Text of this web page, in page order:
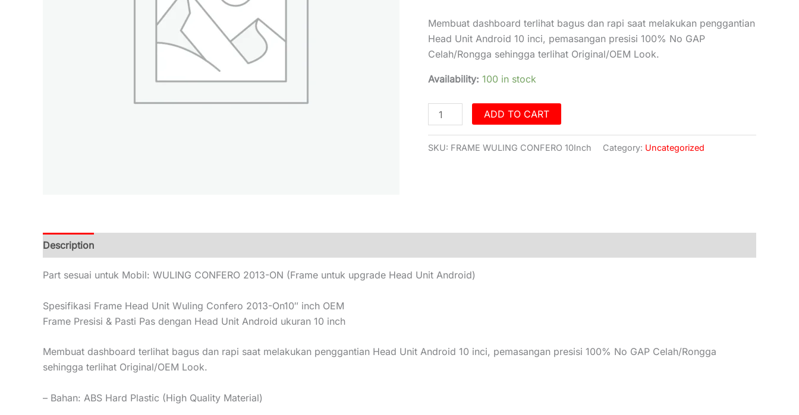
Membuat dashboard terlihat bagus dan rapi saat melakukan penggantian
Head Unit Android 10 inci, pemasangan presisi 100% No GAP
Celah/Rongga sehingga terlihat Original/OEM Look.
Availability: 100 in stock
ADD TO CART
SKU: FRAME WULING CONFERO 10Inch Category: Uncategorized
Description
Part sesuai untuk Mobil: WULING CONFERO 2013-ON (Frame untuk upgrade Head Unit Android)
Spesifikasi Frame Head Unit Wuling Confero 2013-On10″ inch OEM
Frame Presisi & Pasti Pas dengan Head Unit Android ukuran 10 inch
Membuat dashboard terlihat bagus dan rapi saat melakukan penggantian Head Unit Android 10 inci, pemasangan presisi 100% No GAP Celah/Rongga
sehingga terlihat Original/OEM Look.
– Bahan: ABS Hard Plastic (High Quality Material)